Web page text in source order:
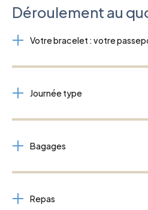
Déroulement au
Votre bracelet : votre
Journée type
Bagages
Repas